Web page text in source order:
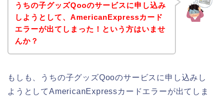
うちの子グッズQooのサービスに申し込み
しようとして、AmericanExpressカード
エラーが出てしまった！という方はいませ
んか？
もしも、うちの子グッズQooのサービスに申し込みし
ようとしてAmericanExpressカードエラーが出てしま